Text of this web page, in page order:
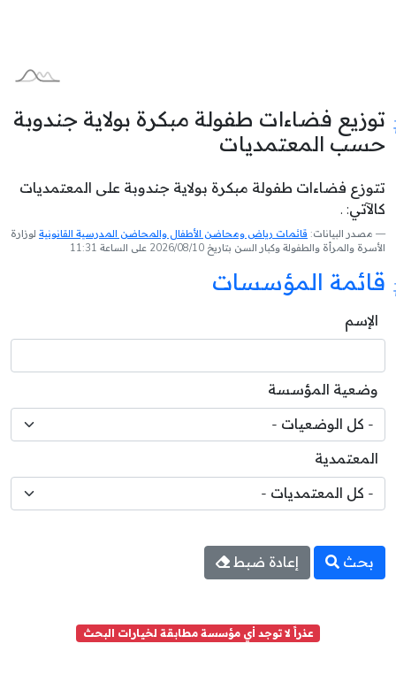
توزيع فضاءات طفولة مبكرة بولاية جندوبة
حسب المعتمديات
تتوزع فضاءات طفولة مبكرة بولاية جندوبة على المعتمديات
كالآتي: .
مصدر البيانات: قائمات رياض ومحاضن الأطفال والمحاضن المدرسية القانونية لوزارة
الأسرة والمرأة والطفولة وكبار السن بتاريخ 2026/08/10 على الساعة 11:31
قائمة المؤسسات
الإسم
وضعية المؤسسة
المعتمدية
بحث إعادة ضبط
عذراً لا توجد أي مؤسسة مطابقة لخيارات البحث